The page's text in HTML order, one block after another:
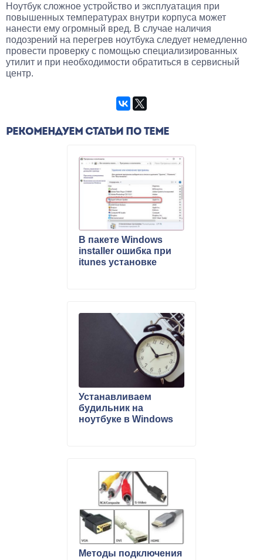
Ноутбук сложное устройство и эксплуатация при
повышенных температурах внутри корпуса может
нанести ему огромный вред. В случае наличия
подозрений на перегрев ноутбука следует немедленно
провести проверку с помощью специализированных
утилит и при необходимости обратиться в сервисный
центр.
РЕКОМЕНДУЕМ СТАТЬИ ПО ТЕМЕ
В пакете Windows
installer ошибка при
itunes установке
Устанавливаем
будильник на
ноутбуке в Windows
Методы подключения